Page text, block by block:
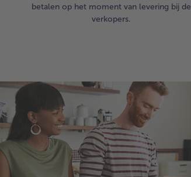
betalen op het moment van levering bij de
verkopers.